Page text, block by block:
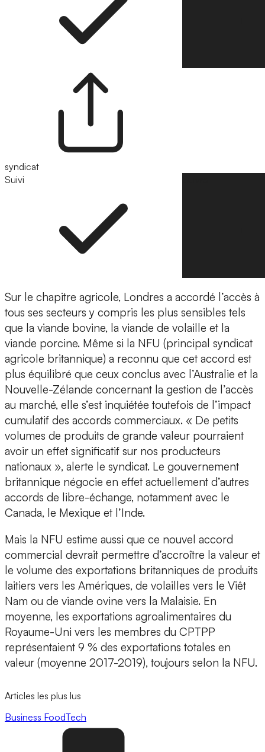
syndicat
Suivi
Sur le chapitre agricole, Londres a accordé l’accès à
tous ses secteurs y compris les plus sensibles tels
que la viande bovine, la viande de volaille et la
viande porcine. Même si la NFU (principal syndicat
agricole britannique) a reconnu que cet accord est
plus équilibré que ceux conclus avec l’Australie et la
Nouvelle-Zélande concernant la gestion de l’accès
au marché, elle s’est inquiétée toutefois de l’impact
cumulatif des accords commerciaux. « De petits
volumes de produits de grande valeur pourraient
avoir un effet significatif sur nos producteurs
nationaux », alerte le syndicat. Le gouvernement
britannique négocie en effet actuellement d’autres
accords de libre-échange, notamment avec le
Canada, le Mexique et l’Inde.
Mais la NFU estime aussi que ce nouvel accord
commercial devrait permettre d’accroître la valeur et
le volume des exportations britanniques de produits
laitiers vers les Amériques, de volailles vers le Viêt
Nam ou de viande ovine vers la Malaisie. En
moyenne, les exportations agroalimentaires du
Royaume-Uni vers les membres du CPTPP
représentaient 9 % des exportations totales en
valeur (moyenne 2017-2019), toujours selon la NFU.
Articles les plus lus
Business FoodTech